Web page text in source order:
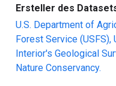
Ersteller des
U.S. Department of
Forest Service (USFS),
Interior's Geological
Nature Conservancy.